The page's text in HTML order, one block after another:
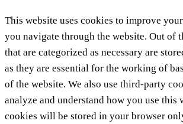
This website uses cookies to improve
you navigate through the website. Out of
that are categorized as necessary are
as they are essential for the working of
of the website. We also use third-party
analyze and understand how you use this
cookies will be stored in your browser